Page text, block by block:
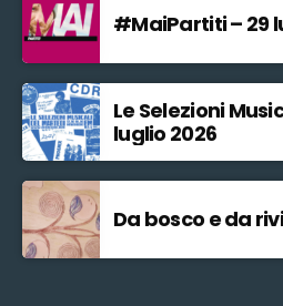
#MaiPartiti – 29
Le Selezioni
luglio 2026
Da bosco e da